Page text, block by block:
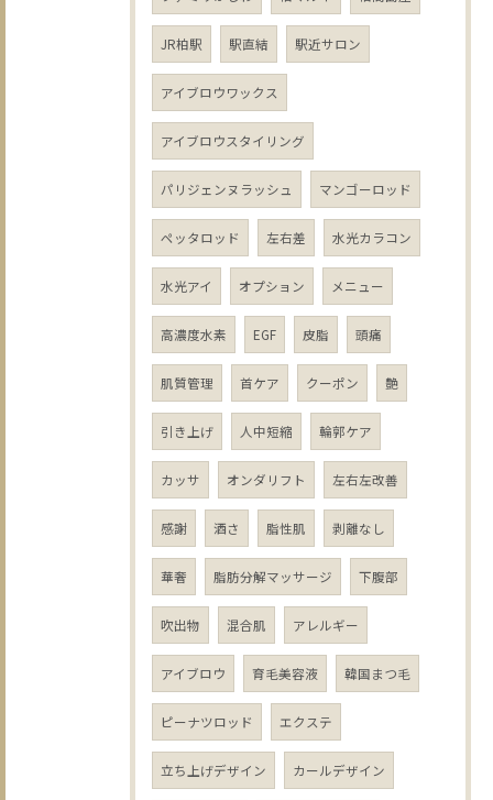
JR柏駅 駅直結 駅近サロン
アイブロウワックス
アイブロウスタイリング
パリジェンヌラッシュ マンゴーロッド
ペッタロッド 左右差 水光カラコン
水光アイ オプション メニュー
高濃度水素 EGF 皮脂 頭痛
肌質管理 首ケア クーポン 艶
引き上げ 人中短縮 輪郭ケア
カッサ オンダリフト 左右左改善
感謝 酒さ 脂性肌 剥離なし
華奢 脂肪分解マッサージ 下腹部
吹出物 混合肌 アレルギー
アイブロウ 育毛美容液 韓国まつ毛
ピーナツロッド エクステ
立ち上げデザイン カールデザイン